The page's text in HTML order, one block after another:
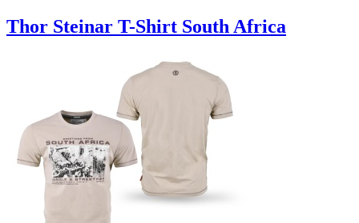
Thor Steinar T-Shirt South Africa